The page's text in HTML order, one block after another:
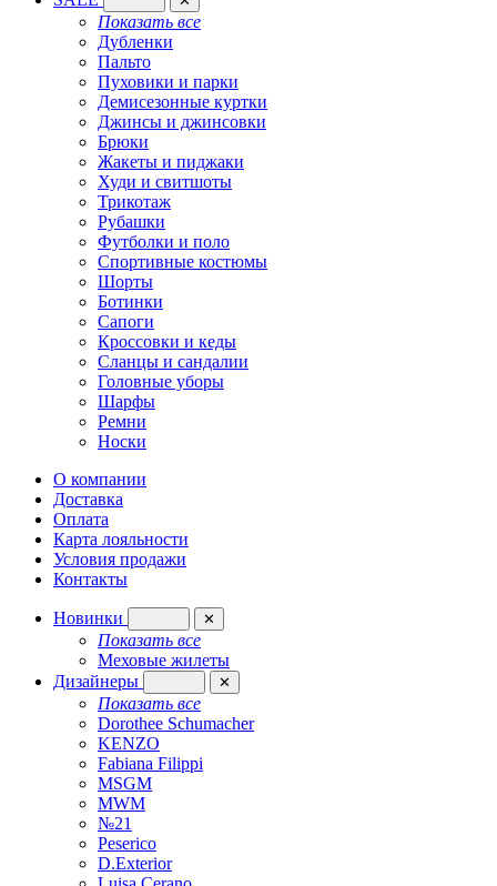
Показать все
Дубленки
Пальто
Пуховики и парки
Демисезонные куртки
Джинсы и джинсовки
Брюки
Жакеты и пиджаки
Худи и свитшоты
Трикотаж
Рубашки
Футболки и поло
Спортивные костюмы
Шорты
Ботинки
Сапоги
Кроссовки и кеды
Сланцы и сандалии
Головные уборы
Шарфы
Ремни
Носки
О компании
Доставка
Оплата
Карта лояльности
Условия продажи
Контакты
Новинки ✕
Показать все
Меховые жилеты
Дизайнеры
✕
Показать все
Dorothee Schumacher
KENZO
Fabiana Filippi
MSGM
MWM
№21
Peserico
D.Exterior